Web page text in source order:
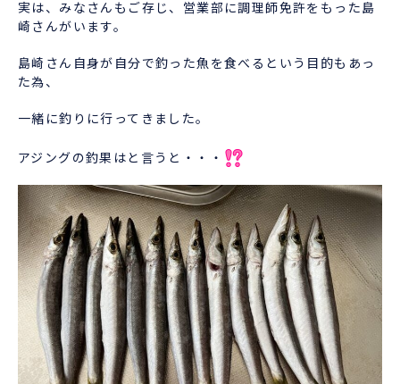
実は、みなさんもご存じ、営業部に調理師免許をもった島
崎さんがいます。
島崎さん自身が自分で釣った魚を食べるという目的もあっ
た為、
一緒に釣りに行ってきました。
アジングの釣果はと言うと・・・